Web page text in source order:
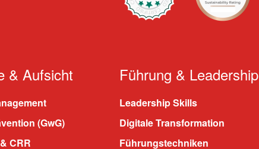
& Aufsicht
(GwG)
CRR
Führung & Leadership
Leadership Skills
Digitale Transformation
Führungstechniken